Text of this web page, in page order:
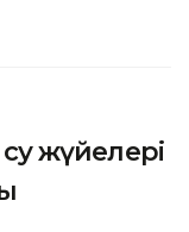
жүйелері